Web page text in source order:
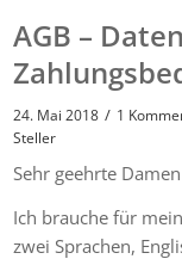
AGB –
24. Mai 2018 / 1
Steller
Sehr geehrte
Ich brauche für
zwei Sprachen,